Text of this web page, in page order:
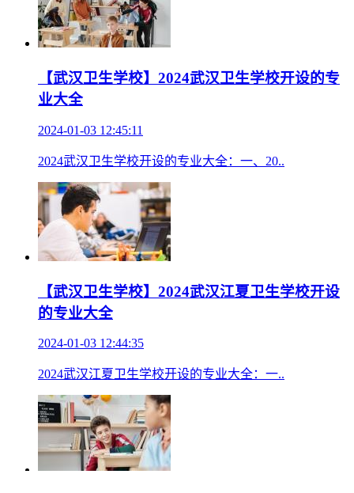
【武汉卫生学校】2024武汉卫生学校开设的专
业大全
2024-01-03 12:45:11
2024武汉卫生学校开设的专业大全：一、20..
【武汉卫生学校】2024武汉江夏卫生学校开设
的专业大全
2024-01-03 12:44:35
2024武汉江夏卫生学校开设的专业大全：一..